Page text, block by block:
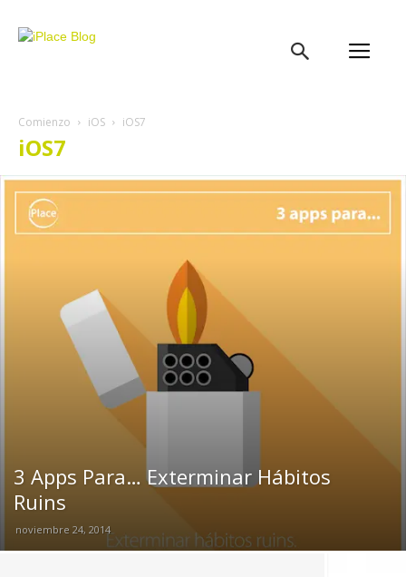
Comienzo iOS iOS7
iOS7
3 Apps Para… Exterminar Hábitos
Ruins
noviembre 24, 2014